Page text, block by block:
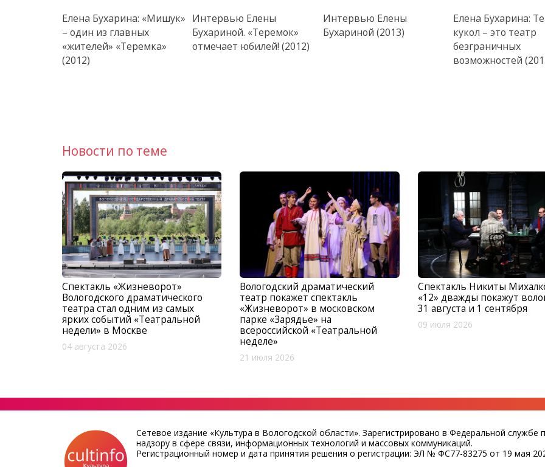
Елена Бухарина: «Мишук»
– один из главных
«жителей» «Теремка»
(2012)
Интервью Елены
Бухариной. «Теремок»
отмечает юбилей! (2012)
Интервью Елены
Бухариной (2013)
Елена Бухарина:
кукол – это театр
безграничных
возможностей
Новости по теме
Спектакль «Жизневорот»
Вологодского драматического
театра стал одним из самых
ярких событий «Театральной
недели» в Москве
04 августа 2026
Вологодский драматический
театр покажет спектакль
«Жизневорот» в московском
парке «Зарядье» на
всероссийской «Театральной
неделе»
21 июля 2026
Спектакль Никиты
«12» дважды покажут
31 августа и 1 сентября
09 июля 2026
Сетевое издание «Культура в Вологодской области». Зарегистрировано в Федеральной службе
надзору в сфере связи, информационных технологий и массовых коммуникаций.
Регистрационный номер и дата принятия решения о регистрации: ЭЛ № ФС77-83275 от 19 мая